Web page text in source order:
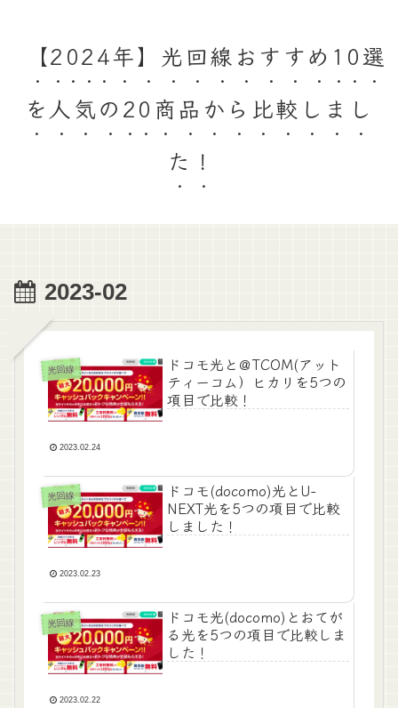
【2024年】光回線おすすめ10選
を人気の20商品から比較しまし
た！
2023-02
光回線
ドコモ光と＠TCOM(アット
ティーコム）ヒカリを5つの
項目で比較！
2023.02.24
光回線
ドコモ(docomo)光とU-
NEXT光を5つの項目で比較
しました！
2023.02.23
光回線
ドコモ光(docomo)とおてが
る光を5つの項目で比較しま
した！
2023.02.22